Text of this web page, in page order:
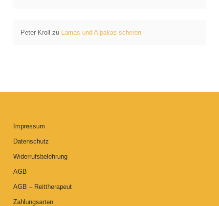
Peter Kroll zu Lamas und Alpakas scheren
Impressum
Datenschutz
Widerrufsbelehrung
AGB
AGB – Reittherapeut
Zahlungsarten